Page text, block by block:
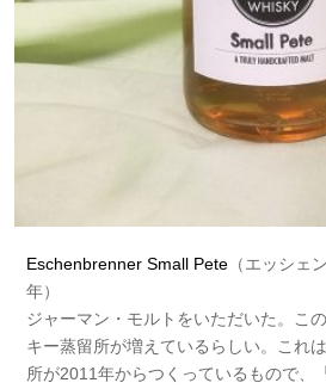
Eschenbrenner Small Pete （エッシェ
年）
ジャーマン・モルトをいただいた。こ
キー蒸留所が増えているらしい。これ
所が2011年からつくっているもので、